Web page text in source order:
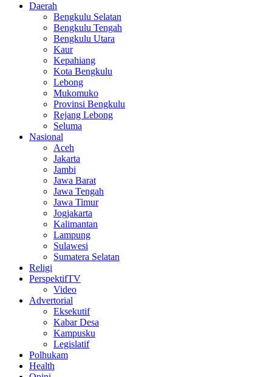
Daerah
Bengkulu Selatan
Bengkulu Tengah
Bengkulu Utara
Kaur
Kepahiang
Kota Bengkulu
Lebong
Mukomuko
Provinsi Bengkulu
Rejang Lebong
Seluma
Nasional
Aceh
Jakarta
Jambi
Jawa Barat
Jawa Tengah
Jawa Timur
Jogjakarta
Kalimantan
Lampung
Sulawesi
Sumatera Selatan
Religi
PerspektifTV
Video
Advertorial
Eksekutif
Kabar Desa
Kampusku
Legislatif
Polhukam
Health